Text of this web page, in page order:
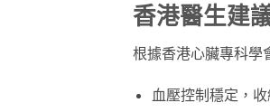
香港醫生建
根據香港心臟專科學
血壓控制穩定，